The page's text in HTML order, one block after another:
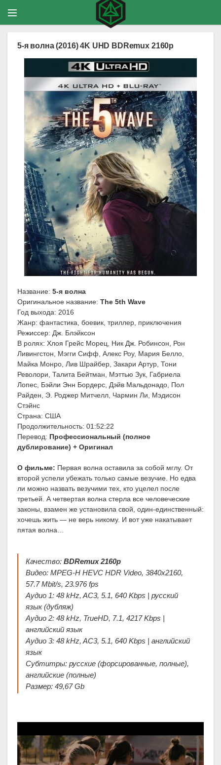
5-я волна (2016) 4K UHD BDRemux 2160p
Название: 5-я волна
Оригинальное название: The 5th Wave
Год выхода: 2016
Жанр: фантастика, боевик, триллер, приключения
Режиссер: Дж. Блэйксон
В ролях: Хлоя Грейс Морец, Ник Дж. Робинсон, Рон
Ливингстон, Мэгги Сифф, Алекс Роу, Мария Белло,
Майка Монро, Лив Шрайбер, Закари Артур, Тони
Револори, Талита Бейтман, Мэттью Зук, Габриела
Лопес, Бэйли Энн Бордерс, Дэйв Мальдонадо, Пол
Райден, Э. Роджер Митчелл, Чармин Ли, Мэдисон
Стэйнс
Страна: США
Продолжительность: 01:52:22
Перевод: Профессиональный (полное
дублирование) + Оригинал
О фильме: Первая волна оставила за собой мглу. От
второй успели убежать только самые везучие. Но едва
ли можно назвать везучими тех, кто уцелел после
третьей. А четвертая волна стерла все человеческие
законы, взамен же установила свой, один-единственный:
хочешь жить — не верь никому. И вот уже накатывает
пятая волна…
Качество:BDRemux 2160p
Видео: MPEG-H HEVC HDR Video, 3840x2160,
57.7 Mbit/s, 23.976 fps
Аудио 1: 48 kHz, AC3, 5.1, 640 Kbps | русский
язык (дубляж)
Аудио 2: 48 kHz, TrueHD, 7.1, 4217 Kbps |
английский язык
Аудио 3: 48 kHz, AC3, 5.1, 640 Kbps | английский
язык
Субтитры: русские (форсированные, полные),
английские (полные)
Размер: 49,67 Gb